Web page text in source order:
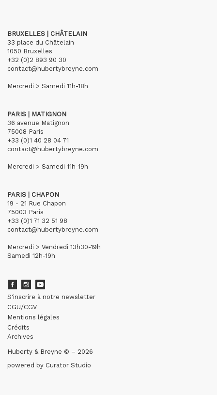
BRUXELLES | CHÂTELAIN
33 place du Châtelain
1050 Bruxelles
+32 (0)2 893 90 30
contact@hubertybreyne.com
Mercredi > Samedi 11h-18h
PARIS | MATIGNON
36 avenue Matignon
75008 Paris
+33 (0)1 40 28 04 71
contact@hubertybreyne.com
Mercredi > Samedi 11h-19h
PARIS | CHAPON
19 - 21 Rue Chapon
75003 Paris
+33 (0)1 71 32 51 98
contact@hubertybreyne.com
Mercredi > Vendredi 13h30-19h
Samedi 12h-19h
S'inscrire à notre newsletter
CGU/CGV
Mentions légales
Crédits
Archives
Huberty & Breyne © – 2026
powered by Curator Studio